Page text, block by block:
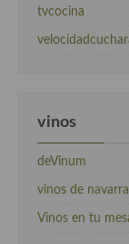
tvcocina
vinos
deVinum
vinos de navarra
Vinos en tu